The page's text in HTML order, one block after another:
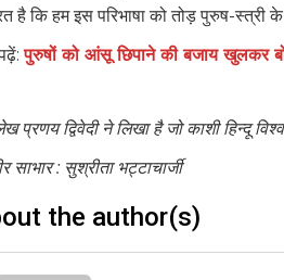
है कि हम इस परिभाषा को तोड़ पुरुष-स्त्री
पुरुषों को आंसू छिपाने की बजाय खुलकर
प्रणय द्विवेदी ने लिखा है जो काशी हिन्दू
साभार : सुश्रीता भट्टाचार्जी
the author(s)